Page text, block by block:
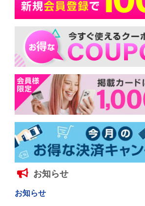
お知らせ
お知らせ